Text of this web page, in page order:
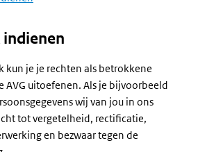
indienen
kun je je rechten als betrokkene
AVG uitoefenen. Als je bijvoorbeeld
wij van jou in ons
tot vergetelheid, rectificatie,
en bezwaar tegen de